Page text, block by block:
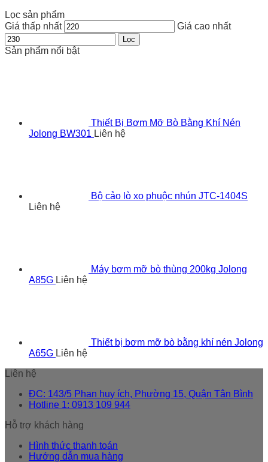
Lọc sản phẩm
Giá thấp nhất
Giá cao nhất
Lọc
Sản phẩm nổi bật
Thiết Bị Bơm Mỡ Bò Bằng Khí Nén
Jolong BW301 Liên hệ
Bộ cảo lò xo phuộc nhún JTC-1404S
Liên hệ
Máy bơm mỡ bò thùng 200kg Jolong
A85G Liên hệ
Thiết bị bơm mỡ bò bằng khí nén Jolong
A65G Liên hệ
Liên hệ
ĐC: 143/5 Phan huy ích, Phường 15, Quận Tân Bình
Hotline 1: 0913 109 944
Hỗ trợ khách hàng
Hình thức thanh toán
Hướng dẫn mua hàng